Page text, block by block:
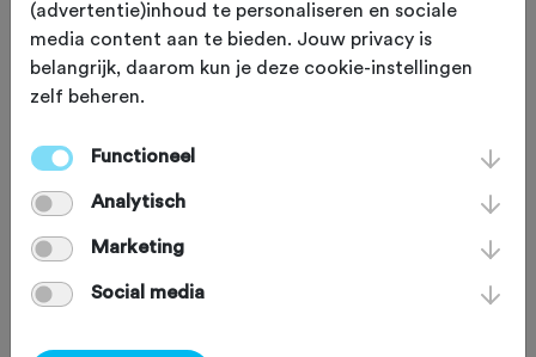
DINSDAG 2 JUL 2024
Fiets4daagse
Recreatief Favoriet
(advertentie)inhoud te personaliseren en sociale
media content aan te bieden. Jouw privacy is
belangrijk, daarom kun je deze cookie-instellingen
zelf beheren.
Functioneel
Analytisch
Marketing
Social media